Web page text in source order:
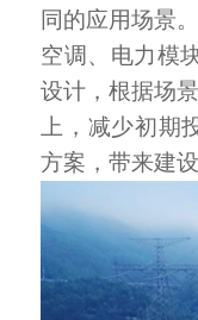
同的应用场景
空调、电力模
设计，根据场
上，减少初
方案，带来建